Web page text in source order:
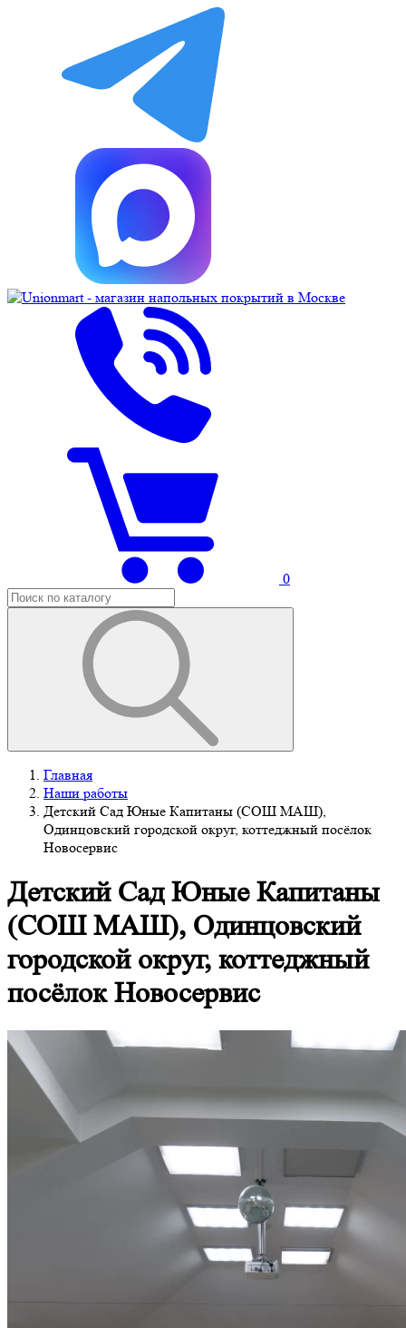
0
Главная
Наши работы
Детский Сад Юные Капитаны (СОШ МАШ),
Одинцовский городской округ, коттеджный посёлок
Новосервис
Детский Сад Юные Капитаны
(СОШ МАШ), Одинцовский
городской округ, коттеджный
посёлок Новосервис